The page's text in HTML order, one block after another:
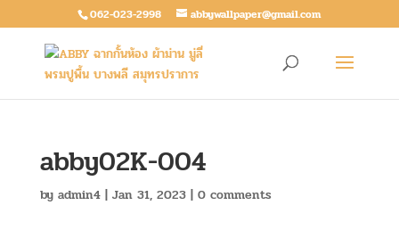
062-023-2998 abbywallpaper@gmail.com
abby02K-004
by admin4| Jan 31, 2023| 0 comments